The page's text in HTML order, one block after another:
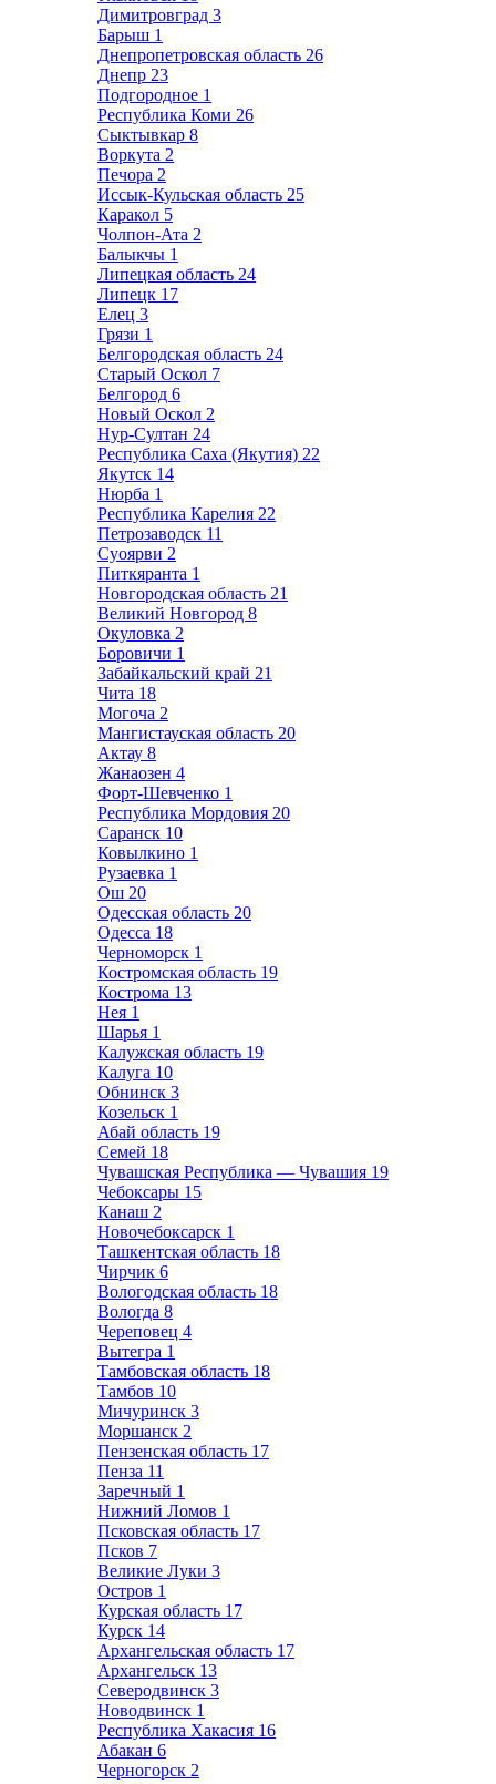
Димитровград 3
Барыш 1
Днепропетровская область 26
Днепр 23
Подгородное 1
Республика Коми 26
Сыктывкар 8
Воркута 2
Печора 2
Иссык-Кульская область 25
Каракол 5
Чолпон-Ата 2
Балыкчы 1
Липецкая область 24
Липецк 17
Елец 3
Грязи 1
Белгородская область 24
Старый Оскол 7
Белгород 6
Новый Оскол 2
Нур-Султан 24
Республика Саха (Якутия) 22
Якутск 14
Нюрба 1
Республика Карелия 22
Петрозаводск 11
Суоярви 2
Питкяранта 1
Новгородская область 21
Великий Новгород 8
Окуловка 2
Боровичи 1
Забайкальский край 21
Чита 18
Могоча 2
Мангистауская область 20
Актау 8
Жанаозен 4
Форт-Шевченко 1
Республика Мордовия 20
Саранск 10
Ковылкино 1
Рузаевка 1
Ош 20
Одесская область 20
Одесса 18
Черноморск 1
Костромская область 19
Кострома 13
Нея 1
Шарья 1
Калужская область 19
Калуга 10
Обнинск 3
Козельск 1
Абай область 19
Семей 18
Чувашская Республика — Чувашия 19
Чебоксары 15
Канаш 2
Новочебоксарск 1
Ташкентская область 18
Чирчик 6
Вологодская область 18
Вологда 8
Череповец 4
Вытегра 1
Тамбовская область 18
Тамбов 10
Мичуринск 3
Моршанск 2
Пензенская область 17
Пенза 11
Заречный 1
Нижний Ломов 1
Псковская область 17
Псков 7
Великие Луки 3
Остров 1
Курская область 17
Курск 14
Архангельская область 17
Архангельск 13
Северодвинск 3
Новодвинск 1
Республика Хакасия 16
Абакан 6
Черногорск 2